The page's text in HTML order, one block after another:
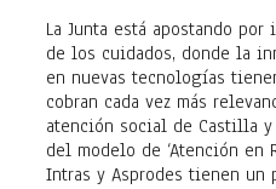
La Junta está apostando
de los cuidados, donde la
en nuevas tecnologías
cobran cada vez más
atención social de Castilla
del modelo de ‘Atención en
Intras y Asprodes tienen un